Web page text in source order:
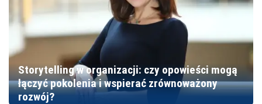
Storytelling w organizacji: czy opowieści mogą
łączyć pokolenia i wspierać zrównoważony
rozwój?